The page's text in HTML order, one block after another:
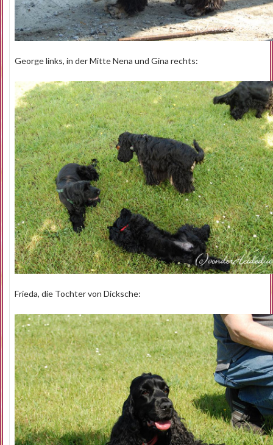
George links, in der Mitte Nena und Gina rechts:
Frieda, die Tochter von Dicksche: